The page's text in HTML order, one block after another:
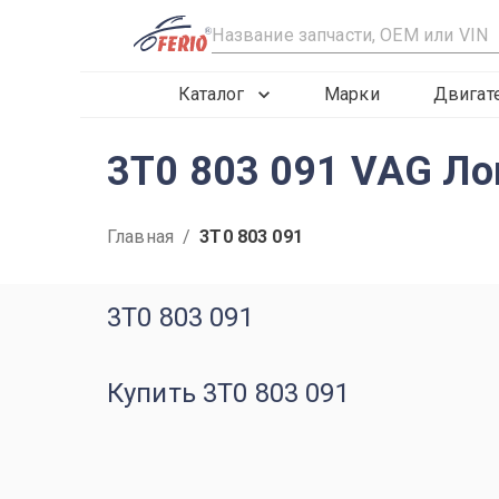
R
Каталог Марки
3T0 803 091 VAG
Главная / 3T0 803 091
3T0 803 091
Купить 3T0 803 091